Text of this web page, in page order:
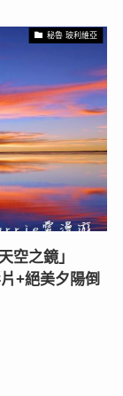
秘魯 玻利維亞
空之鏡」
+絕美夕陽倒